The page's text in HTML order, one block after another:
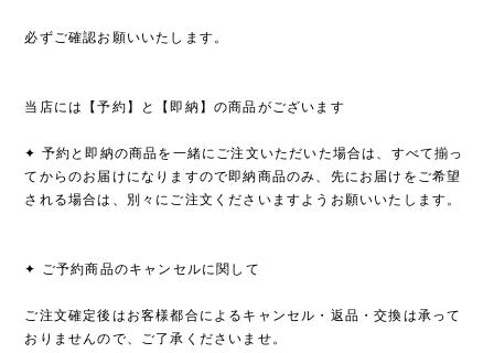
必ずご確認お願いいたします。
当店には【予約】と【即納】の商品がございます
✦ 予約と即納の商品を一緒にご注文いただいた場合は、すべて揃っ
てからのお届けになりますので即納商品のみ、先にお届けをご希望
される場合は、別々にご注文くださいますようお願いいたします。
✦ ご予約商品のキャンセルに関して
ご注文確定後はお客様都合によるキャンセル・返品・交換は承って
おりませんので、ご了承くださいませ。